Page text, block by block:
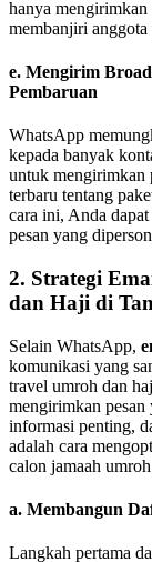
hanya
membanjiri
e. Mengirim
Pembaruan
WhatsApp
kepada banyak
untuk mengirimkan
terbaru tentang
cara ini, Anda
pesan yang
2. Strategi
dan Haji di
Selain WhatsApp,
komunikasi yang
travel umroh dan
mengirimkan pesan
informasi penting,
adalah cara
calon jamaah
a. Membangun
Langkah pertama